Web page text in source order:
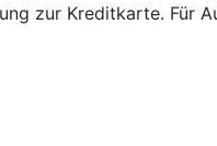
zur Kreditkarte. Für